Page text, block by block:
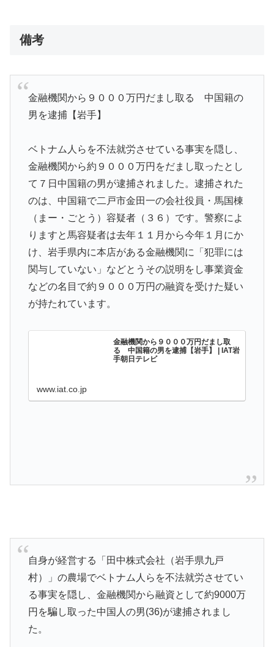
備考
金融機関から９０００万円だまし取る 中国籍の
男を逮捕【岩手】
ベトナム人らを不法就労させている事実を隠し、
金融機関から約９０００万円をだまし取ったとし
て７日中国籍の男が逮捕されました。逮捕された
のは、中国籍で二戸市金田一の会社役員・馬国棟
（まー・ごとう）容疑者（３６）です。警察によ
りますと馬容疑者は去年１１月から今年１月にか
け、岩手県内に本店がある金融機関に「犯罪には
関与していない」などとうその説明をし事業資金
などの名目で約９０００万円の融資を受けた疑い
が持たれています。
金融機関から９０００万円だまし取
る 中国籍の男を逮捕【岩手】 | IAT岩
手朝日テレビ
www.iat.co.jp
自身が経営する「田中株式会社（岩手県九戸
村）」の農場でベトナム人らを不法就労させてい
る事実を隠し、金融機関から融資として約9000万
円を騙し取った中国人の男(36)が逮捕されまし
た。